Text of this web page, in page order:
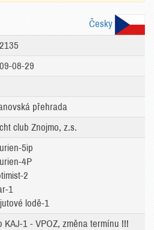
Česky
08-29
přehrada
club Znojmo, z.s.
5ip
4P
2
1
lodě-1
KAJ-1 - VPOZ, změna termínu !!!